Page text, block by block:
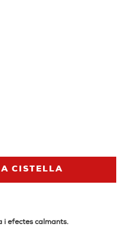
CISTELLA
i efectes calmants.